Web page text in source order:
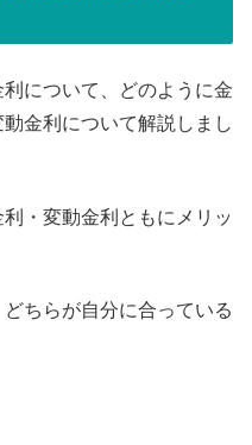
について、どのように金
金利について解説しまし
・変動金利ともにメリッ
ちらが自分に合っている